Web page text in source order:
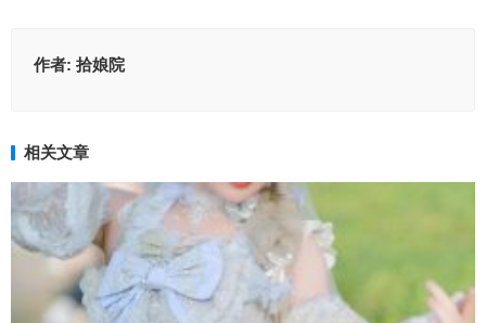
作者: 拾娘院
相关文章